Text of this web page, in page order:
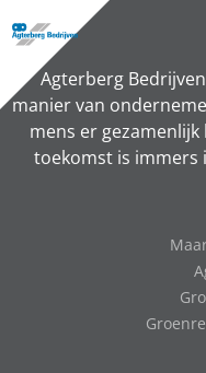
Bedrijven
Projecten
Over ons
Agterberg
manier van
mens er
toekomst is immers